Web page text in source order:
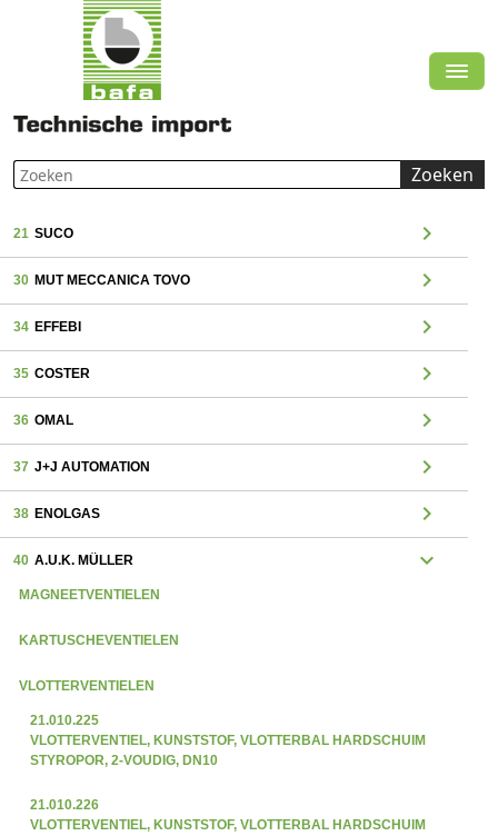
Zoeken
21 SUCO chevron_right
30 MUT MECCANICA TOVO chevron_right
34 EFFEBI chevron_right
35 COSTER chevron_right
36 OMAL chevron_right
37 J+J AUTOMATION chevron_right
38 ENOLGAS chevron_right
40 A.U.K. MÜLLER expand_more
MAGNEETVENTIELEN
KARTUSCHEVENTIELEN
VLOTTERVENTIELEN
21.010.225
VLOTTERVENTIEL, KUNSTSTOF, VLOTTERBAL HARDSCHUIM
STYROPOR, 2-VOUDIG, DN10
21.010.226
VLOTTERVENTIEL, KUNSTSTOF, VLOTTERBAL HARDSCHUIM